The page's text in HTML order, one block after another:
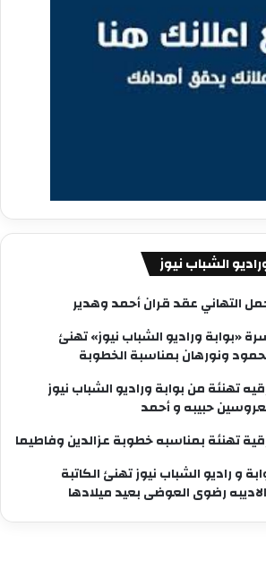
الشباب نيوز
التهاني عقد قران أحمد وهدير
«بوابة وراديو الشباب نيوز» تهنئ
ونورهان بمناسبة الخطوبة
تهنئة من بوابة وراديو الشباب نيوز
حبيبه و أحمد
تهنئة بمناسبه خطوبة عزالدين وفاطيما
و راديو الشباب نيوز تهنئ الكاتبة
رضوى العوضى بعيد ميلادها